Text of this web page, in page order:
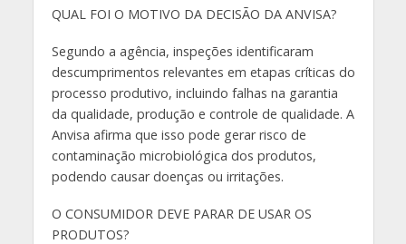
QUAL FOI O MOTIVO DA DECISÃO DA ANVISA?
Segundo a agência, inspeções identificaram
descumprimentos relevantes em etapas críticas do
processo produtivo, incluindo falhas na garantia
da qualidade, produção e controle de qualidade. A
Anvisa afirma que isso pode gerar risco de
contaminação microbiológica dos produtos,
podendo causar doenças ou irritações.
O CONSUMIDOR DEVE PARAR DE USAR OS
PRODUTOS?